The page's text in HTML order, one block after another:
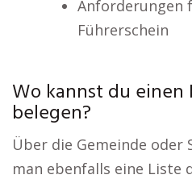
Anforderungen
Führerschein
Wo kannst du einen
belegen?
Über die Gemeinde
man ebenfalls eine Liste